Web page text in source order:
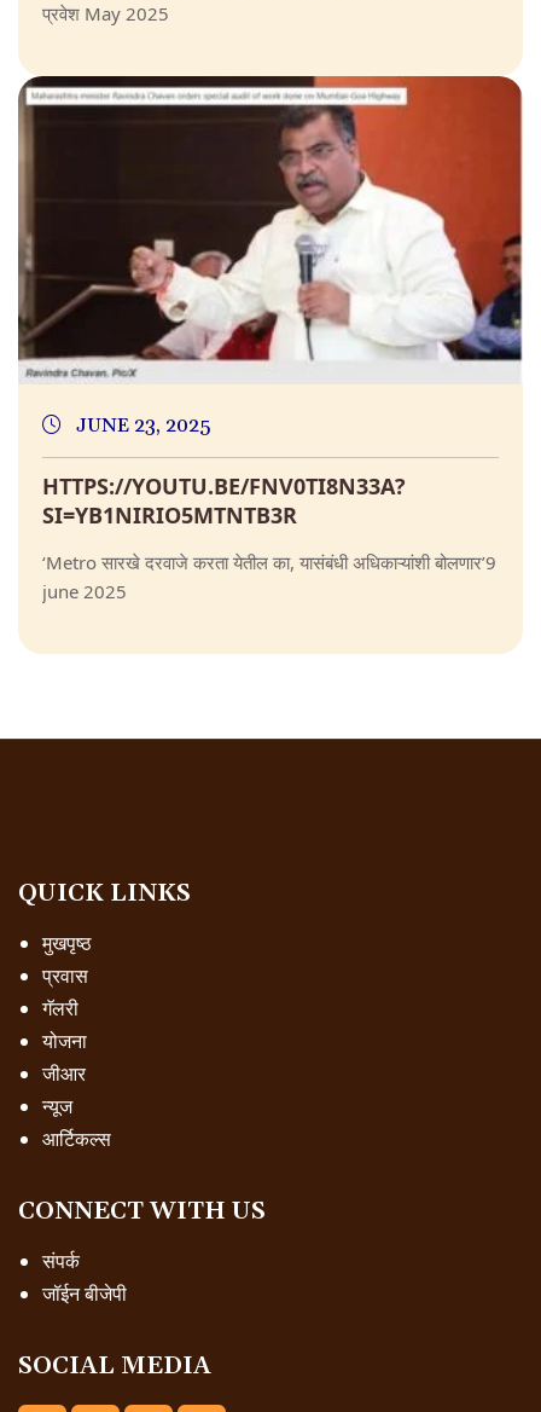
प्रवेश May 2025
JUNE 23, 2025
HTTPS://YOUTU.BE/FNV0TI8N33A?
SI=YB1NIRIO5MTNTB3R
‘Metro सारखे दरवाजे करता येतील का, यासंबंधी अधिकाऱ्यांशी बोलणार’9
june 2025
QUICK LINKS
मुखपृष्ठ
प्रवास
गॅलरी
योजना
जीआर
न्यूज
आर्टिकल्स
CONNECT WITH US
संपर्क
जॉईन बीजेपी
SOCIAL MEDIA